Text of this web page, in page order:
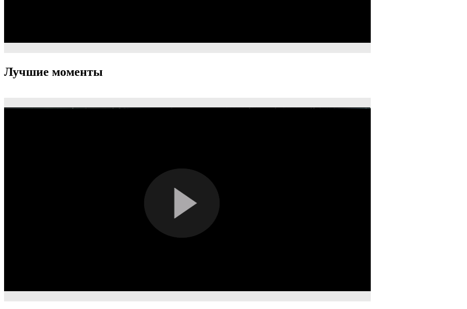
Лучшие моменты